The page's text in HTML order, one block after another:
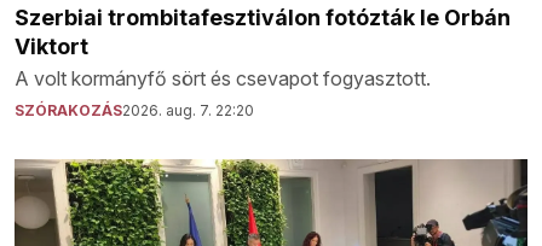
Szerbiai trombitafesztiválon fotózták le Orbán
Viktort
A volt kormányfő sört és csevapot fogyasztott.
SZÓRAKOZÁS2026. aug. 7. 22:20